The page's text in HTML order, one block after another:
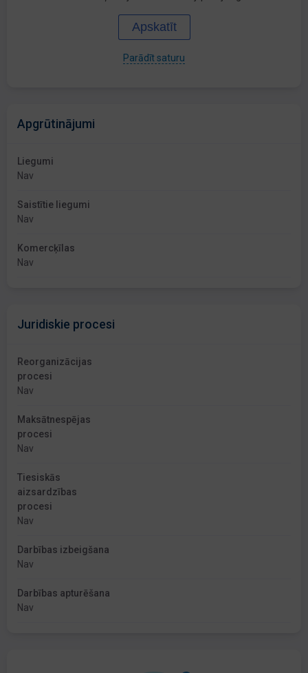
Apskatīt
Parādīt saturu
Apgrūtinājumi
Liegumi
Nav
Saistītie liegumi
Nav
Komercķīlas
Nav
Juridiskie procesi
Reorganizācijas
procesi
Nav
Maksātnespējas
procesi
Nav
Tiesiskās
aizsardzības
procesi
Nav
Darbības izbeigšana
Nav
Darbības apturēšana
Nav